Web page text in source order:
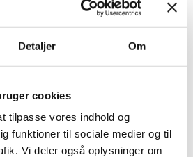
Detaljer Om
cookies
tilpasse vores indhold og
funktioner til sociale medier og til
Vi deler også oplysninger om